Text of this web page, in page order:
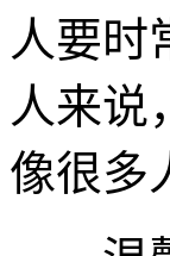
人要时
人来说
像很多